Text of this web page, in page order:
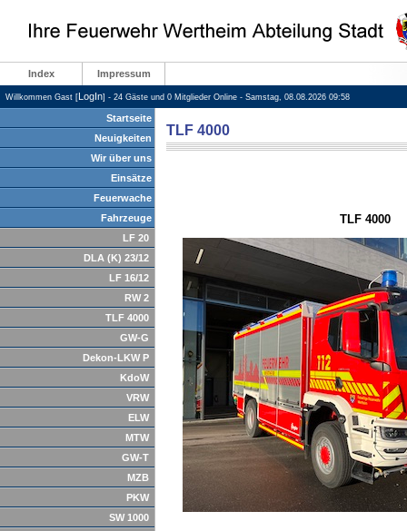
Index Impressum
Willkommen Gast [LogIn] - 24 Gäste und 0 Mitglieder Online - Samstag, 08.08.2026 09:58
Startseite
Neuigkeiten
Wir über uns
Einsätze
Feuerwache
Fahrzeuge
LF 20
DLA (K) 23/12
LF 16/12
RW 2
TLF 4000
GW-G
Dekon-LKW P
KdoW
VRW
ELW
MTW
GW-T
MZB
PKW
SW 1000
TLF 4000
TLF 4000